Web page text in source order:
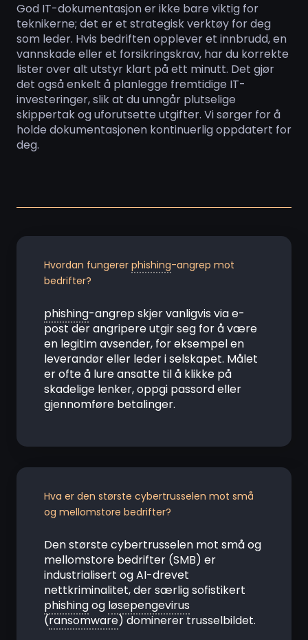
God IT-dokumentasjon er ikke bare viktig for
teknikerne; det er et strategisk verktøy for deg
som leder. Hvis bedriften opplever et innbrudd, en
vannskade eller et forsikringskrav, har du korrekte
lister over alt utstyr klart på ett minutt. Det gjør
det også enkelt å planlegge fremtidige IT-
investeringer, slik at du unngår plutselige
skippertak og uforutsette utgifter. Vi sørger for å
holde dokumentasjonen kontinuerlig oppdatert for
deg.
Hvordan fungerer phishing-angrep mot
bedrifter?
phishing-angrep skjer vanligvis via e-
post der angripere utgir seg for å være
en legitim avsender, for eksempel en
leverandør eller leder i selskapet. Målet
er ofte å lure ansatte til å klikke på
skadelige lenker, oppgi passord eller
gjennomføre betalinger.
Hva er den største cybertrusselen mot små
og mellomstore bedrifter?
Den største cybertrusselen mot små og
mellomstore bedrifter (SMB) er
industrialisert og AI-drevet
nettkriminalitet, der særlig sofistikert
phishingog løsepengevirus
(ransomware) dominerer trusselbildet.